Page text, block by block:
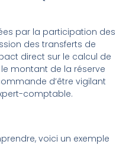
par la participation des
des transferts de
direct sur le calcul de
montant de la réserve
d’être vigilant
comptable.
voici un exemple